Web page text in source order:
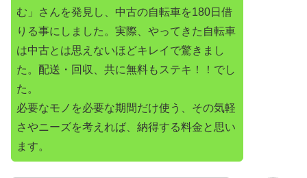
む」さんを発見し、中古の自転車を180日借
りる事にしました。実際、やってきた自転車
は中古とは思えないほどキレイで驚きまし
た。配送・回収、共に無料もステキ！！でし
た。
必要なモノを必要な期間だけ使う、その気軽
さやニーズを考えれば、納得する料金と思い
ます。